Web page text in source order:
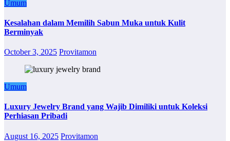
Umum
Kesalahan dalam Memilih Sabun Muka untuk Kulit
Berminyak
October 3, 2025 Provitamon
Umum
Luxury Jewelry Brand yang Wajib Dimiliki untuk Koleksi
Perhiasan Pribadi
August 16, 2025 Provitamon